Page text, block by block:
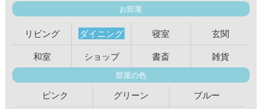
お部屋
リビング ダイニング 寝室
玄関
和室
ショップ 書斎 雑貨
部屋の色
ピンク グリーン
ブルー